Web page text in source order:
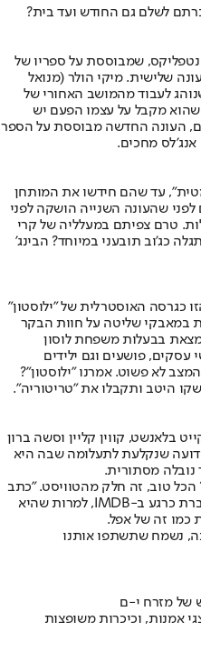
לשלם גם החודש ועד בית?
שמבוססת על ספריו של
שלישית. מיקי הולר (מנואל
לעבוד מהמושב האחורי של
שהוא מקבל על עצמו הפעם יש
העונה החדשה מבוססת על הספר
מחכים.
עד שהם חידשו את המותחן
שהעונה השנייה הושקה לפני
טרם צפיתם במעלליה של קרי
כג'וב תובעני במיוחד? הבינג'
כגרסה האוסטרלית של "ילוסטון"
במאבקי שליטה על חוות הבקר
בבעלות משפחת לוסון
עסקים, פושעים וגם ילידים
לא פשוט. אמרנו "ילוסטון"?
היטב ותקבלו את "טריטוריה".
בלאנשט, קווין קליין וסשה ברון
שנקלעת לתעלומה שבה היא
מסתורית.
טוב, זה חלק מהטוויסט. "כתב
ויתור" היא הסדרה העשירית הכי מדוברת כרגע ב-IMDB, למרות שהיא
כמו זה של אפל.
נשמח שתשתפו אותנו
של מזרח י-ם
אמנות, וכיכרות משופצות